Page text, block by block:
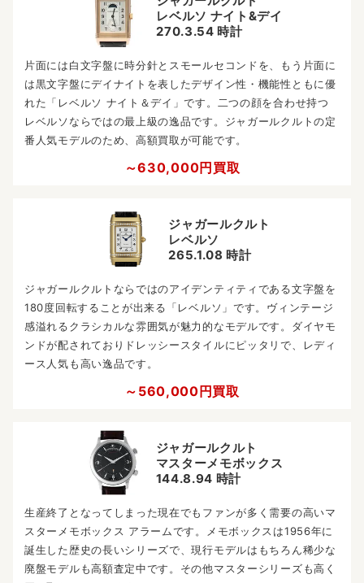
レベルソ ナイト&デイ
270.3.54 時計
片面には白文字盤に時分針とスモールセコンドを、もう片面に
は黒文字盤にデイナイトを表したデザイン性・機能性ともに優
れた「レベルソ ナイト＆デイ」です。二つの顔を合わせ持つ
レベルソならではの最上級の逸品です。ジャガールクルトの定
番人気モデルのため、高額買取が可能です。
～630,000円買取
ジャガールクルト
レベルソ
265.1.08 時計
ジャガールクルトならではのアイデンティティである文字盤を
180度回転することが出来る「レベルソ」です。ヴィンテージ
感溢れるクラシカルな雰囲気が魅力的なモデルです。ダイヤモ
ンドが配されておりドレッシースタイルにピッタリで、レディ
ース人気も高い逸品です。
～560,000円買取
ジャガールクルト
マスターメモボックス
144.8.94 時計
生産終了となってしまった現在でもファンが多く需要の高いマ
スターメモボックス アラームです。メモボックスは1956年に
誕生した歴史の長いシリーズで、現行モデルはもちろん稀少な
廃盤モデルも高額査定中です。その他マスターシリーズも高く